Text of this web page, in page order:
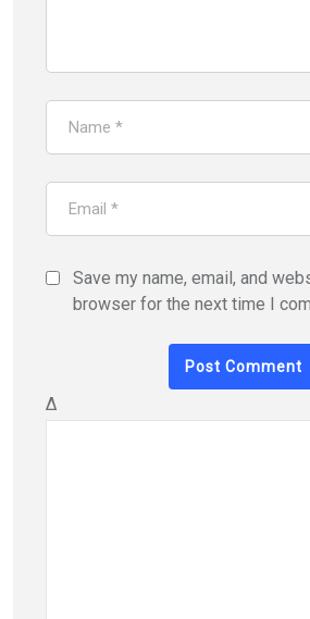
Save my name, email, and
browser for the next time I
Δ